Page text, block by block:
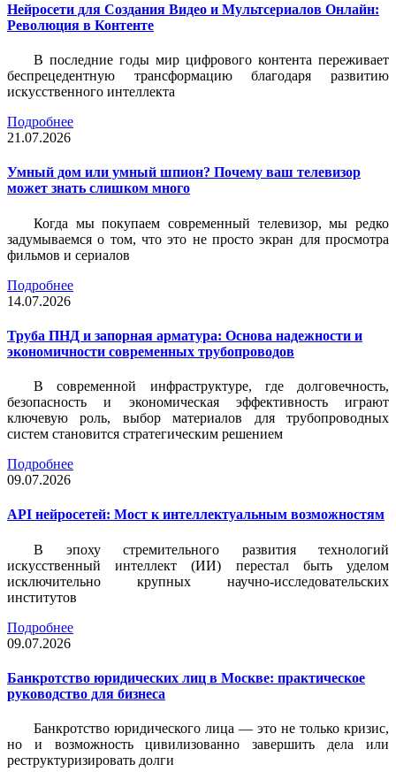
Нейросети для Создания Видео и Мультсериалов Онлайн:
Революция в Контенте
В последние годы мир цифрового контента переживает
беспрецедентную трансформацию благодаря развитию
искусственного интеллекта
Подробнее
21.07.2026
Умный дом или умный шпион? Почему ваш телевизор
может знать слишком много
Когда мы покупаем современный телевизор, мы редко
задумываемся о том, что это не просто экран для просмотра
фильмов и сериалов
Подробнее
14.07.2026
Труба ПНД и запорная арматура: Основа надежности и
экономичности современных трубопроводов
В современной инфраструктуре, где долговечность,
безопасность и экономическая эффективность играют
ключевую роль, выбор материалов для трубопроводных
систем становится стратегическим решением
Подробнее
09.07.2026
API нейросетей: Мост к интеллектуальным возможностям
В эпоху стремительного развития технологий
искусственный интеллект (ИИ) перестал быть уделом
исключительно крупных научно-исследовательских
институтов
Подробнее
09.07.2026
Банкротство юридических лиц в Москве: практическое
руководство для бизнеса
Банкротство юридического лица — это не только кризис,
но и возможность цивилизованно завершить дела или
реструктуризировать долги